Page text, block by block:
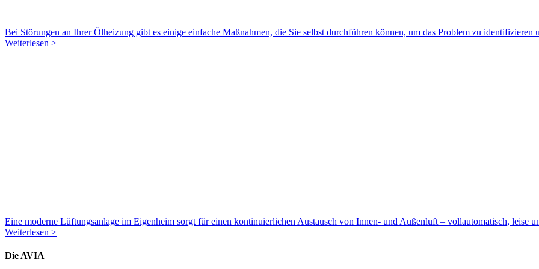
Bei Störungen an Ihrer Ölheizung gibt es einige einfache Maßnahmen, die Sie selbst durchführen können, um das Problem zu identifizieren
Weiterlesen >
Eine moderne Lüftungsanlage im Eigenheim sorgt für einen kontinuierlichen Austausch von Innen- und Außenluft – vollautomatisch, leise
Weiterlesen >
Die AVIA